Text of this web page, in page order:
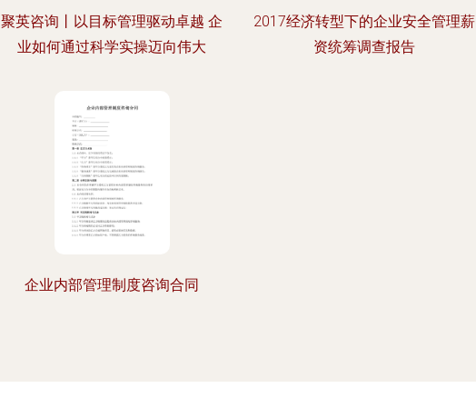
聚英咨询丨以目标管理驱动卓越 企
业如何通过科学实操迈向伟大
2017经济转型下的企业安全管理薪
资统筹调查报告
企业内部管理制度咨询合同